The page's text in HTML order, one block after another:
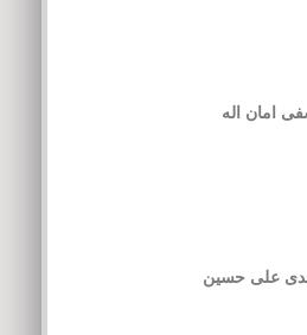
امان اله
علی حسین